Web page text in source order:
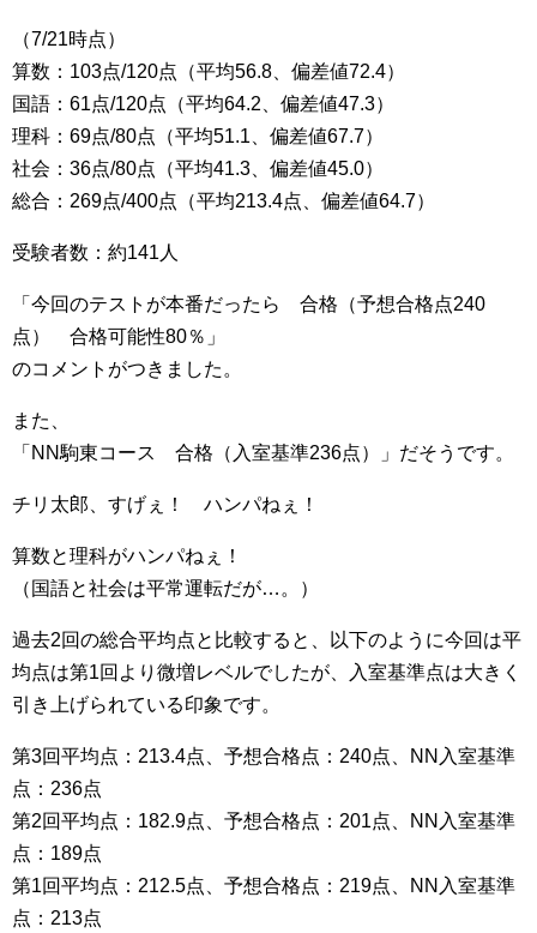
（7/21時点）
算数：103点/120点（平均56.8、偏差値72.4）
国語：61点/120点（平均64.2、偏差値47.3）
理科：69点/80点（平均51.1、偏差値67.7）
社会：36点/80点（平均41.3、偏差値45.0）
総合：269点/400点（平均213.4点、偏差値64.7）
受験者数：約141人
「今回のテストが本番だったら 合格（予想合格点240
点） 合格可能性80％」
のコメントがつきました。
また、
「NN駒東コース 合格（入室基準236点）」だそうです。
チリ太郎、すげぇ！ ハンパねぇ！
算数と理科がハンパねぇ！
（国語と社会は平常運転だが…。）
過去2回の総合平均点と比較すると、以下のように今回は平
均点は第1回より微増レベルでしたが、入室基準点は大きく
引き上げられている印象です。
第3回平均点：213.4点、予想合格点：240点、NN入室基準
点：236点
第2回平均点：182.9点、予想合格点：201点、NN入室基準
点：189点
第1回平均点：212.5点、予想合格点：219点、NN入室基準
点：213点